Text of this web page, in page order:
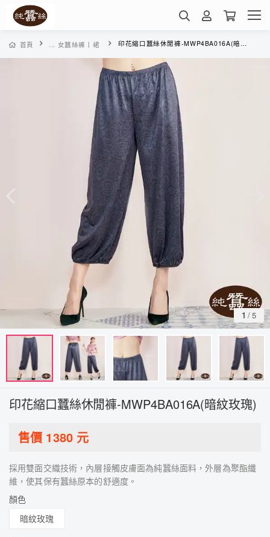
首頁 ... 女蠶絲褲丨裙 印花縮口蠶絲休閒褲-MWP4BA016A(暗紋玫瑰)
1 /5
印花縮口蠶絲休閒褲-MWP4BA016A(暗紋玫瑰)
售價 1380元
採用雙面交織技術，內層接觸皮膚面為純蠶絲面料，外層為聚酯纖
維，使其保有蠶絲原本的舒適度。
顏色
暗紋玫瑰